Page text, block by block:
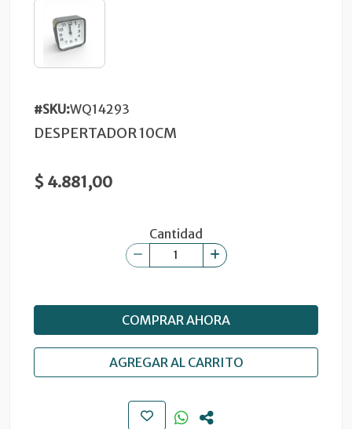
#SKU:WQ14293
DESPERTADOR 10CM
$ 4.881,00
Cantidad
COMPRAR AHORA
AGREGAR AL CARRITO